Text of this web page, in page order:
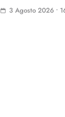
3 Agosto 2026 •